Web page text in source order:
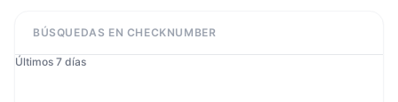
BÚSQUEDAS EN CHECKNUMBER
Últimos 7 días